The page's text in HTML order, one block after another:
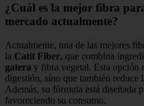
¿Cuál es la mejor fibra
mercado actualmente?
Actualmente, una de las mejores
la Catit Fiber, que combina
gatera y fibra vegetal. Esta opción
digestión, sino que también reduce
Además, su fórmula está diseñada
favoreciendo su consumo.